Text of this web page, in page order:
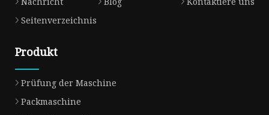
Seitenverzeichnis
Produkt
Prüfung der Maschine
Packmaschine